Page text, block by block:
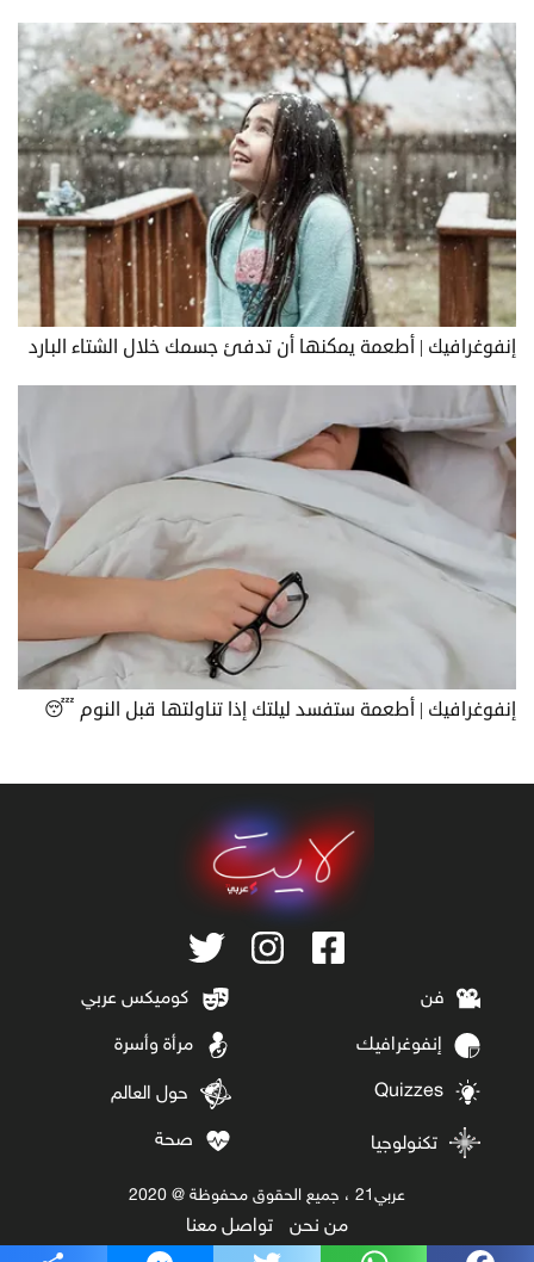
Facebook
WhatsApp
Twitter
Messenger
إنفوغرافيك | أطعمة يمكنها أن تدفئ جسمك خلال الشتاء البارد
إنفوغرافيك | أطعمة ستفسد ليلتك إذا تناولتها قبل النوم 😴
فن كوميكس عربي
إنفوغرافيك مرأة وأسرة
Quizzes حول العالم
تكنولوجيا صحة
عربي21 ، جميع الحقوق محفوظة @ 2020
من نحن تواصل معنا